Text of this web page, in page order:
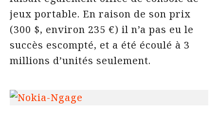
jeux portable. En raison de son prix
(300 $, environ 235 €) il n’a pas eu le
succès escompté, et a été écoulé à 3
millions d’unités seulement.